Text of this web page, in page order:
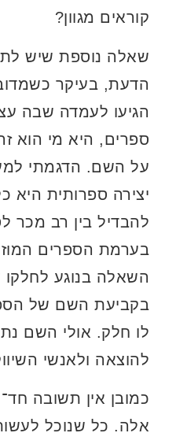
קוראים מגוון?
שאלה נוספת שיש
הדעת, בעיקר
הגיעו לעמדה שבה
ספרים, היא מי הוא
על השם. הדגמתי
יצירה ספרותית היא
להבדיל בין רב מכר
בערמת הספרים
השאלה בנוגע
בקביעת השם של
לו חלק. אולי השם
להוצאה ולאנשי
כמובן אין תשובה
אלה. כל שנוכל